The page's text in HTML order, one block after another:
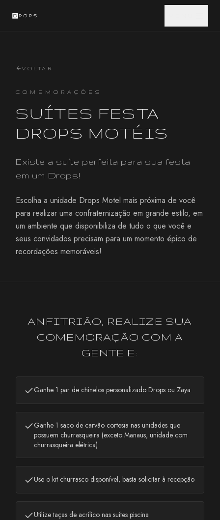
VOLTAR
COMEMORAÇÕES
SUÍTES FESTA
DROPS MOTÉIS
Existe a suíte perfeita para sua festa
em um Drops!
Escolha a unidade Drops Motel mais próxima de você
para realizar uma confraternização em grande estilo, em
um ambiente que disponibiliza de tudo o que você e
seus convidados precisam para um momento épico de
recordações memoráveis!
ANFITRIÃO, REALIZE SUA
COMEMORAÇÃO COM A
GENTE E:
Ganhe 1 par de chinelos personalizado Drops ou Zaya
Ganhe 1 saco de carvão cortesia nas unidades que
possuem churrasqueira (exceto Manaus, unidade com
churrasqueira elétrica)
Use o kit churrasco disponível, basta solicitar à recepção
Utilize taças de acrílico nas suítes piscina